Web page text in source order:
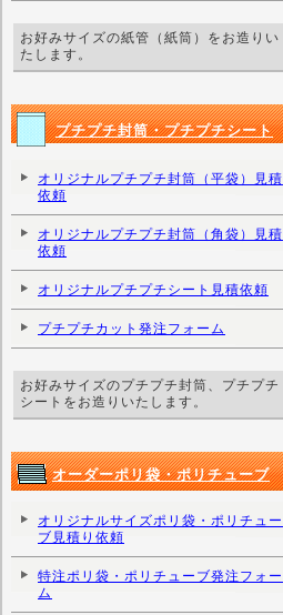
お好みサイズの紙管（紙筒）をお造りい
たします。
プチプチ封筒・プチプチシート
オリジナルプチプチ封筒（平袋）見積
依頼
オリジナルプチプチ封筒（角袋）見積
依頼
オリジナルプチプチシート見積依頼
プチプチカット発注フォーム
お好みサイズのプチプチ封筒、プチプチ
シートをお造りいたします。
オーダーポリ袋・ポリチューブ
オリジナルサイズポリ袋・ポリチュー
ブ見積り依頼
特注ポリ袋・ポリチューブ発注フォー
ム